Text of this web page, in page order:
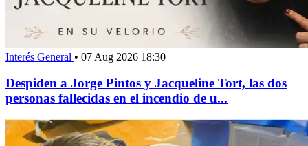
Interés General • 07 Aug 2026 18:30
Despiden a Jorge Pintos y Jacqueline Tort, las dos
personas fallecidas en el incendio de u...